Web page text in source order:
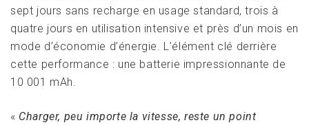
sept jours sans recharge en usage standard, trois à
quatre jours en utilisation intensive et près d’un mois en
mode d’économie d’énergie. L’élément clé derrière
cette performance : une batterie impressionnante de
10 001 mAh.
« Charger, peu importe la vitesse, reste un point